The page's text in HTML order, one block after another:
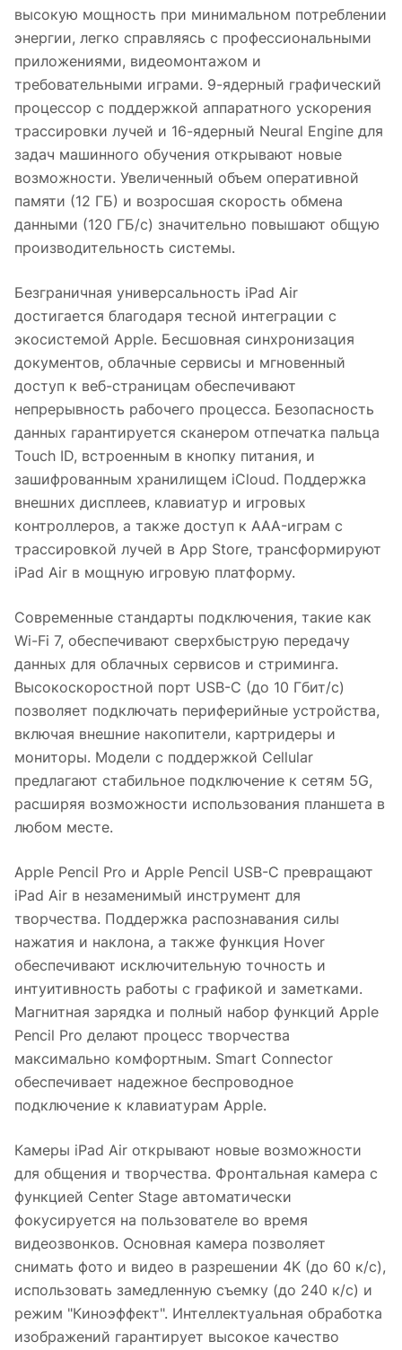
высокую мощность при минимальном потреблении
энергии, легко справляясь с профессиональными
приложениями, видеомонтажом и
требовательными играми. 9-ядерный графический
процессор с поддержкой аппаратного ускорения
трассировки лучей и 16-ядерный Neural Engine для
задач машинного обучения открывают новые
возможности. Увеличенный объем оперативной
памяти (12 ГБ) и возросшая скорость обмена
данными (120 ГБ/с) значительно повышают общую
производительность системы.
Безграничная универсальность iPad Air
достигается благодаря тесной интеграции с
экосистемой Apple. Бесшовная синхронизация
документов, облачные сервисы и мгновенный
доступ к веб-страницам обеспечивают
непрерывность рабочего процесса. Безопасность
данных гарантируется сканером отпечатка пальца
Touch ID, встроенным в кнопку питания, и
зашифрованным хранилищем iCloud. Поддержка
внешних дисплеев, клавиатур и игровых
контроллеров, а также доступ к AAA-играм с
трассировкой лучей в App Store, трансформируют
iPad Air в мощную игровую платформу.
Современные стандарты подключения, такие как
Wi-Fi 7, обеспечивают сверхбыструю передачу
данных для облачных сервисов и стриминга.
Высокоскоростной порт USB-C (до 10 Гбит/с)
позволяет подключать периферийные устройства,
включая внешние накопители, картридеры и
мониторы. Модели с поддержкой Cellular
предлагают стабильное подключение к сетям 5G,
расширяя возможности использования планшета в
любом месте.
Apple Pencil Pro и Apple Pencil USB-C превращают
iPad Air в незаменимый инструмент для
творчества. Поддержка распознавания силы
нажатия и наклона, а также функция Hover
обеспечивают исключительную точность и
интуитивность работы с графикой и заметками.
Магнитная зарядка и полный набор функций Apple
Pencil Pro делают процесс творчества
максимально комфортным. Smart Connector
обеспечивает надежное беспроводное
подключение к клавиатурам Apple.
Камеры iPad Air открывают новые возможности
для общения и творчества. Фронтальная камера с
функцией Center Stage автоматически
фокусируется на пользователе во время
видеозвонков. Основная камера позволяет
снимать фото и видео в разрешении 4K (до 60 к/с),
использовать замедленную съемку (до 240 к/с) и
режим "Киноэффект". Интеллектуальная обработка
изображений гарантирует высокое качество